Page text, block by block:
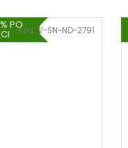
POKód:V-SN-ND-2791